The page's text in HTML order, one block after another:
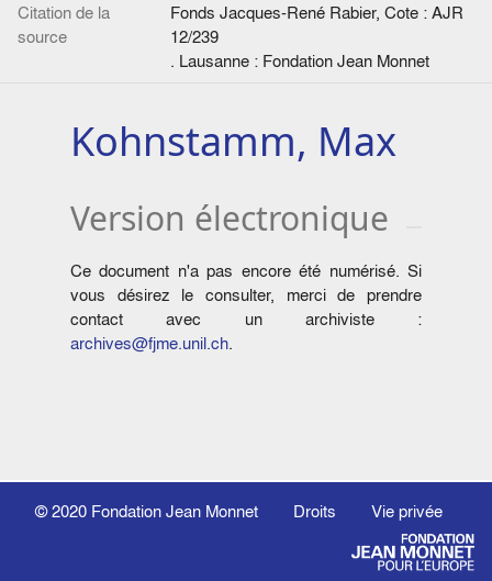
Citation de la
source
Fonds Jacques-René Rabier, Cote : AJR
12/239
. Lausanne : Fondation Jean Monnet
Kohnstamm, Max
Version électronique
Ce document n'a pas encore été numérisé. Si
vous désirez le consulter, merci de prendre
contact avec un archiviste :
archives@fjme.unil.ch.
© 2020 Fondation Jean Monnet Droits Vie privée